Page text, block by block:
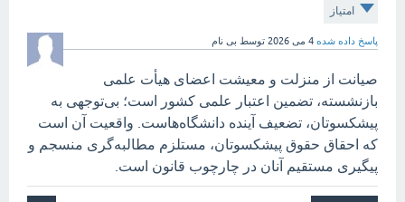
امتیاز
پاسخ داده شده 4 می 2026 توسط بی نام
صیانت از منزلت و معیشت اعضای هیأت علمی
بازنشسته، تضمین اعتبار علمی کشور است؛ بی‌توجهی به
پیشکسوتان، تضعیف آینده دانشگاه‌هاست. واقعیت آن است
که احقاق حقوق پیشکسوتان، مستلزم مطالبه‌گری منسجم و
پیگیری مستقیم آنان در چارچوب قانون است.